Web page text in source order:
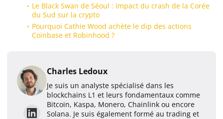
Le Black Swan de Séoul : Impact du crash de la Corée
du Sud sur la crypto
Pourquoi Cathie Wood achète le dip des actions
Coinbase et Robinhood ?
Charles Ledoux
Je suis un analyste spécialisé dans les
blockchains L1 et leurs fondamentaux comme
Bitcoin, Kaspa, Monero, Chainlink ou encore
Solana. Je suis également formé au trading et